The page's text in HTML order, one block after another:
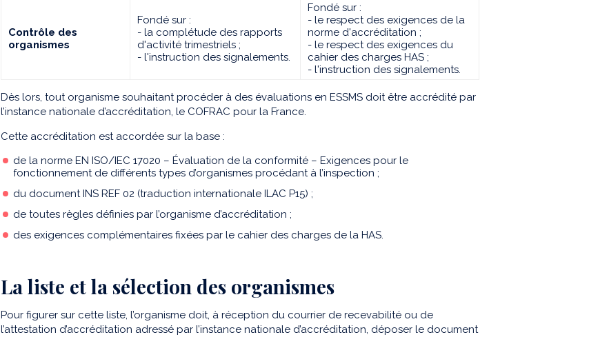
Contrôle des
organismes
Fondé sur :
- la complétude des rapports
d'activité trimestriels ;
- l'instruction des signalements.
Fondé sur :
- le respect des exigences de la
norme d'accréditation ;
- le respect des exigences du
cahier des charges HAS ;
- l'instruction des signalements.
Dès lors, tout organisme souhaitant procéder à des évaluations en ESSMS doit être accrédité par
l’instance nationale d’accréditation, le COFRAC pour la France.
Cette accréditation est accordée sur la base :
de la norme EN ISO/IEC 17020 – Évaluation de la conformité – Exigences pour le
fonctionnement de différents types d’organismes procédant à l’inspection ;
du document INS REF 02 (traduction internationale ILAC P15) ;
de toutes règles définies par l’organisme d’accréditation ;
des exigences complémentaires fixées par le cahier des charges de la HAS.
La liste et la sélection des organismes
Pour figurer sur cette liste, l’organisme doit, à réception du courrier de recevabilité ou de
l’attestation d’accréditation adressé par l’instance nationale d’accréditation, déposer le document